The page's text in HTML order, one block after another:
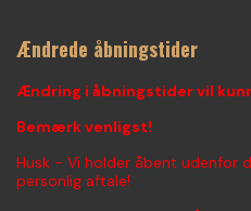
Ændrede åbningstider
Ændring i åbningstider vil
Bemærk venligst!
Husk - Vi holder åbent udenfor
personlig aftale!